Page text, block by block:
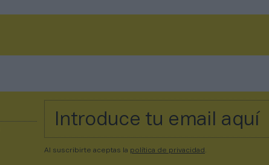
Al suscribirte aceptas la política de privacidad